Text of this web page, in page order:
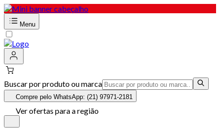
Menu
Buscar por produto ou marca
Compre pelo WhatsApp: (21) 97971-2181
Ver ofertas para a região